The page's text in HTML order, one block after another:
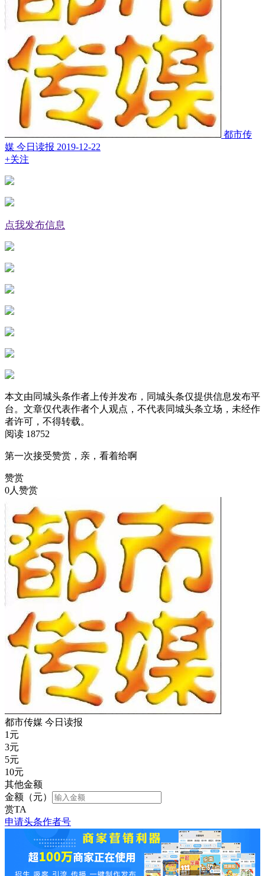
都市传
媒 今日读报 2019-12-22
+关注
点我发布信息
本文由同城头条作者上传并发布，同城头条仅提供信息发布平
台。文章仅代表作者个人观点，不代表同城头条立场，未经作
者许可，不得转载。
阅读 18752
第一次接受赞赏，亲，看着给啊
赞赏
0人赞赏
都市传媒 今日读报
1 元
3元
5元
10元
其他金额
金额（元）
赏TA
申请头条作者号